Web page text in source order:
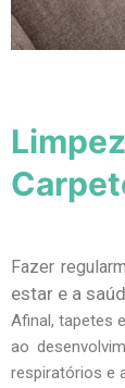
Fazer
estar e a
Afinal, tapetes
ao
respiratórios e